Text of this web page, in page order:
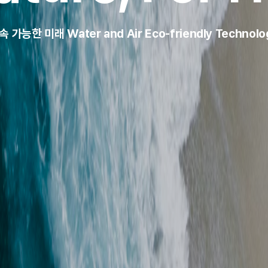
가능한 미래 Water and Air Eco-friendly